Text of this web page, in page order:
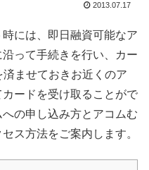
2013.07.17
には、即日融資可能なア
って手続きを行い、カー
ませておきお近くのア
ードを受け取ることがで
の申し込み方とアコムむ
ス方法をご案内します。